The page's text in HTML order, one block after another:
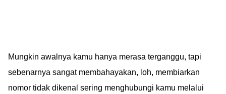
Mungkin awalnya kamu hanya merasa terganggu, tapi
sebenarnya sangat membahayakan, loh, membiarkan
nomor tidak dikenal sering menghubungi kamu melalui